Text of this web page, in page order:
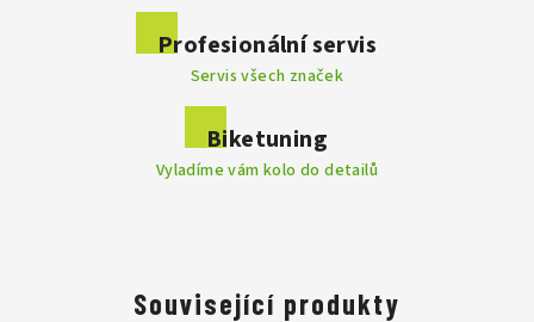
Profesionální servis
Servis všech značek
Biketuning
Vyladíme vám kolo do detailů
Související produkty